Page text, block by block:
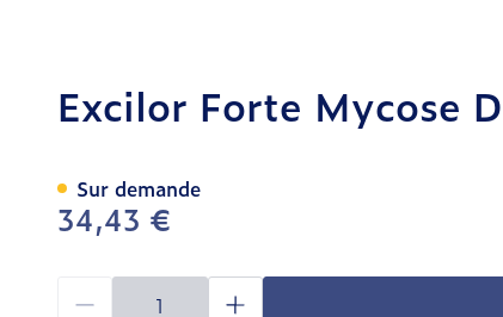
30ml
Excilor Forte Mycose
34,43 €
Sur demande